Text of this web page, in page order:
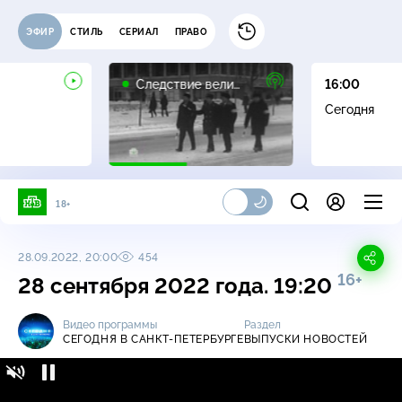
ЭФИР СТИЛЬ СЕРИАЛ ПРАВО
Следствие вели…
16:00
Сегодня
18+
28.09.2022, 20:00 454
28 сентября 2022 года. 19:20 16+
Видео программы
СЕГОДНЯ В САНКТ-ПЕТЕРБУРГЕ
Раздел
ВЫПУСКИ НОВОСТЕЙ